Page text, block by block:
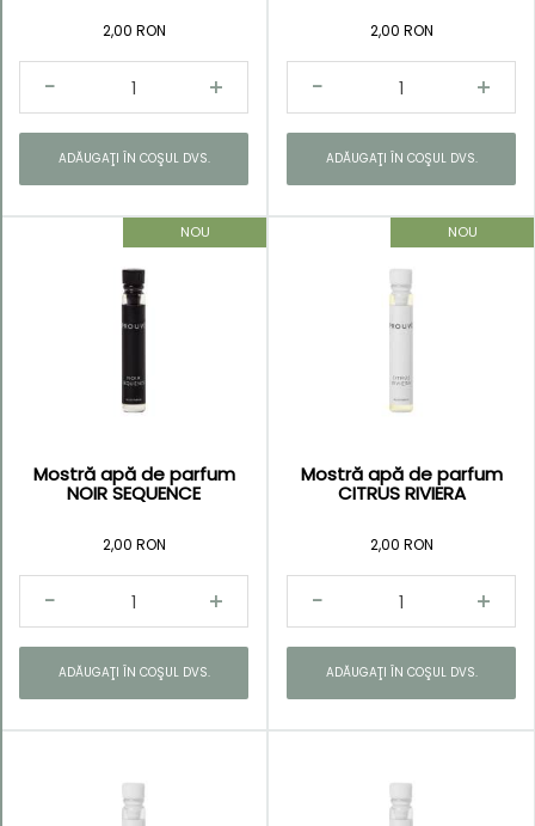
2,00 RON
ADĂUGAŢI ÎN COŞUL DVS.
2,00 RON
ADĂUGAŢI ÎN COŞUL DVS.
NOU
Mostră apă de parfum
NOIR SEQUENCE
2,00 RON
ADĂUGAŢI ÎN COŞUL DVS.
NOU
Mostră apă de parfum
CITRUS RIVIERA
2,00 RON
ADĂUGAŢI ÎN COŞUL DVS.